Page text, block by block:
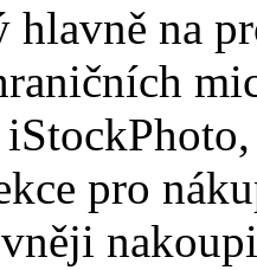
hlavně na
pro